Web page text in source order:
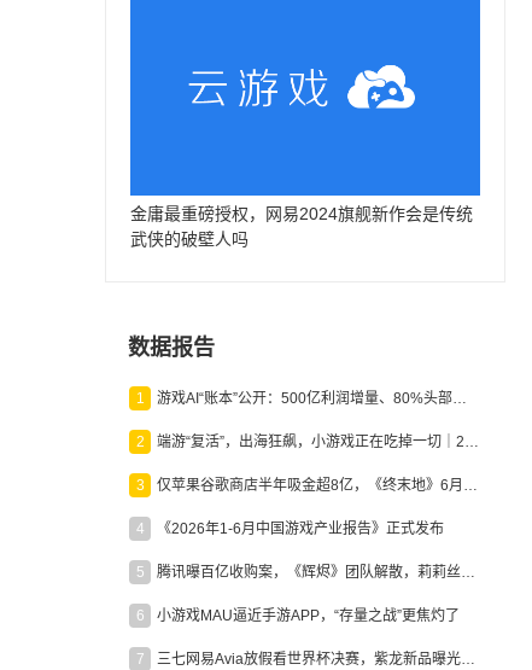
金庸最重磅授权，网易2024旗舰新作会是传统
武侠的破壁人吗
数据报告
1 游戏AI“账本”公开：500亿利润增量、80%头部入局，谁在闷声发财？
2 端游“复活”，出海狂飙，小游戏正在吃掉一切｜2026上半年产业报告
3 仅苹果谷歌商店半年吸金超8亿，《终末地》6月份收入显著回暖
4 《2026年1-6月中国游戏产业报告》正式发布
5 腾讯曝百亿收购案，《辉烬》团队解散，莉莉丝新作曝光｜陀螺周报
6 小游戏MAU逼近手游APP，“存量之战”更焦灼了
7 三七网易Avia放假看世界杯决赛，紫龙新品曝光，米哈游新作上线 | 陀螺周报